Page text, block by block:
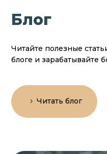
Блог
Читайте полезные
блоге и зарабатывайте
Читать блог